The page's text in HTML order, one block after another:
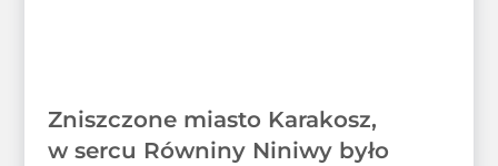
Zniszczone miasto Karakosz,
w sercu Równiny Niniwy było